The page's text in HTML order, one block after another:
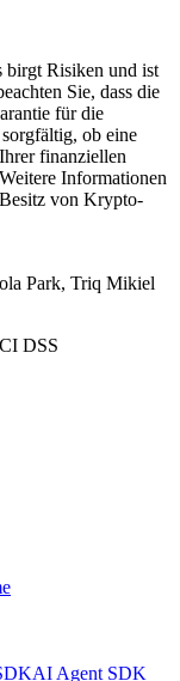
birgt Risiken und ist
Sie, dass die
für die
ob eine
finanziellen
Informationen
von Krypto-
Park, Triq Mikiel
AI Agent SDK